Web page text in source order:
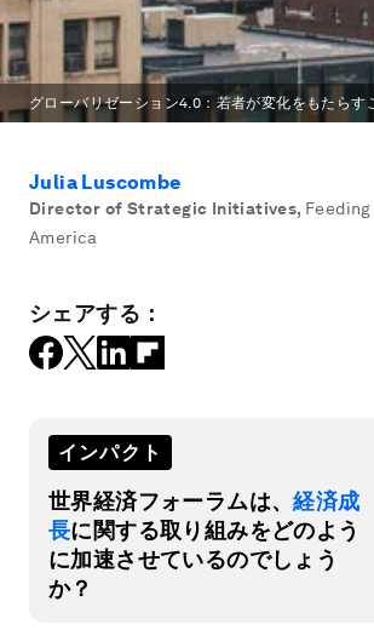
グローバリゼーション4.0：若者が変化をもたらす
Julia Luscombe
Director of Strategic Initiatives, Feeding
America
シェアする：
インパクト
世界経済フォーラムは、経済成
長に関する取り組みをどのよう
に加速させているのでしょう
か？